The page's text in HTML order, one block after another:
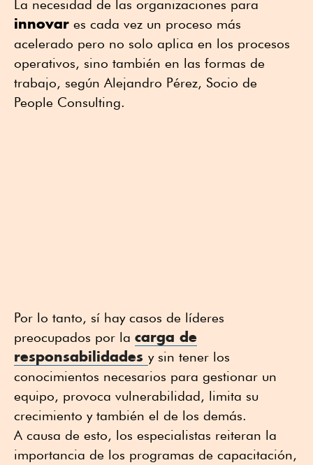
La necesidad de las organizaciones para
innovar es cada vez un proceso más
acelerado pero no solo aplica en los procesos
operativos, sino también en las formas de
trabajo, según Alejandro Pérez, Socio de
People Consulting.
Por lo tanto, sí hay casos de líderes
preocupados por la carga de
responsabilidades y sin tener los
conocimientos necesarios para gestionar un
equipo, provoca vulnerabilidad, limita su
crecimiento y también el de los demás.
A causa de esto, los especialistas reiteran la
importancia de los programas de capacitación,